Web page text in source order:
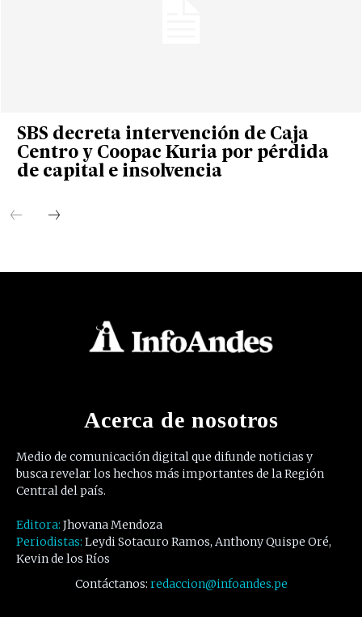
SBS decreta intervención de Caja
Centro y Coopac Kuria por pérdida
de capital e insolvencia
Acerca de nosotros
Medio de comunicación digital que difunde noticias y
busca revelar los hechos más importantes de la Región
Central del país.
Editora: Jhovana Mendoza
Periodistas: Leydi Sotacuro Ramos, Anthony Quispe Oré,
Kevin de los Ríos
Contáctanos: redaccion@infoandes.pe